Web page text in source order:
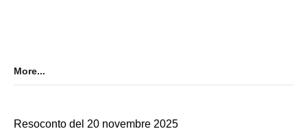
More...
Resoconto del 20 novembre 2025